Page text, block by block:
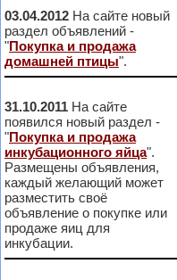
03.04.2012 На сайте новый
раздел объявлений -
"Покупка и продажа
домашней птицы".
31.10.2011 На сайте
появился новый раздел -
"Покупка и продажа
инкубационного яйца".
Размещены объявления,
каждый желающий может
разместить своё
объявление о покупке или
продаже яиц для
инкубации.